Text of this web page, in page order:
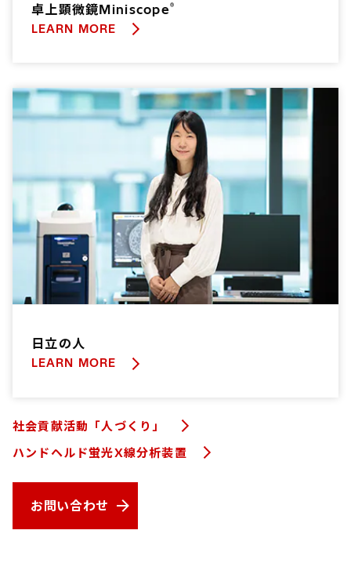
卓上顕微鏡Miniscope®
LEARN MORE
日立の人
LEARN MORE
社会貢献活動「人づくり」
ハンドヘルド蛍光X線分析装置
お問い合わせ